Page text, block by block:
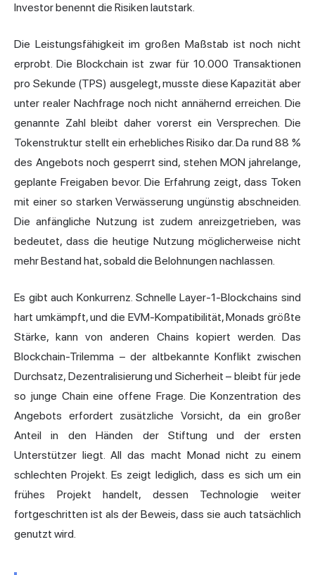
Investor benennt die Risiken lautstark.
Die Leistungsfähigkeit im großen Maßstab ist noch nicht
erprobt. Die Blockchain ist zwar für 10.000 Transaktionen
pro Sekunde (TPS) ausgelegt, musste diese Kapazität aber
unter realer Nachfrage noch nicht annähernd erreichen. Die
genannte Zahl bleibt daher vorerst ein Versprechen. Die
Tokenstruktur stellt ein erhebliches Risiko dar. Da rund 88 %
des Angebots noch gesperrt sind, stehen MON jahrelange,
geplante Freigaben bevor. Die Erfahrung zeigt, dass Token
mit einer so starken Verwässerung ungünstig abschneiden.
Die anfängliche Nutzung ist zudem anreizgetrieben, was
bedeutet, dass die heutige Nutzung möglicherweise nicht
mehr Bestand hat, sobald die Belohnungen nachlassen.
Es gibt auch Konkurrenz. Schnelle Layer-1-Blockchains sind
hart umkämpft, und die EVM-Kompatibilität, Monads größte
Stärke, kann von anderen Chains kopiert werden. Das
Blockchain-Trilemma – der altbekannte Konflikt zwischen
Durchsatz, Dezentralisierung und Sicherheit – bleibt für jede
so junge Chain eine offene Frage. Die Konzentration des
Angebots erfordert zusätzliche Vorsicht, da ein großer
Anteil in den Händen der Stiftung und der ersten
Unterstützer liegt. All das macht Monad nicht zu einem
schlechten Projekt. Es zeigt lediglich, dass es sich um ein
frühes Projekt handelt, dessen Technologie weiter
fortgeschritten ist als der Beweis, dass sie auch tatsächlich
genutzt wird.